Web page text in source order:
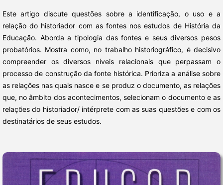
Este artigo discute questões sobre a identificação, o uso e a
relação do historiador com as fontes nos estudos de História da
Educação. Aborda a tipologia das fontes e seus diversos pesos
probatórios. Mostra como, no trabalho historiográfico, é decisivo
compreender os diversos níveis relacionais que perpassam o
processo de construção da fonte histórica. Prioriza a análise sobre
as relações nas quais nasce e se produz o documento, as relações
que, no âmbito dos acontecimentos, selecionam o documento e as
relações do historiador/ intérprete com as suas questões e com os
destinatários de seus estudos.